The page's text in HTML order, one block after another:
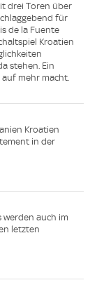
drei Toren über
für
de la Fuente
Kroatien
stehen. Ein
mehr macht.
Kroatien
in der
werden auch im
letzten